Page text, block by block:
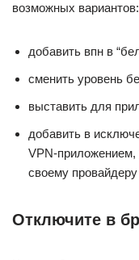
возможных вариантов:
добавить впн в
сменить уровень
выставить для
добавить в
VPN-приложением,
своему
Отключите в